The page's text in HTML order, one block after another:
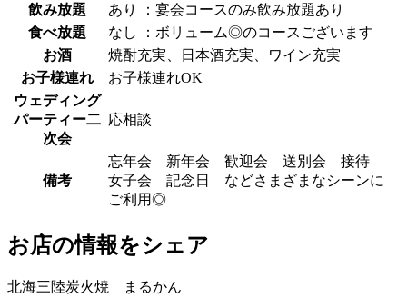
飲み放題
あり ：宴会コースのみ飲み放題あり
食べ放題
なし ：ボリューム◎のコースございます
お酒
焼酎充実、日本酒充実、ワイン充実
お子様連れ
お子様連れOK
ウェディング
パーティー二
次会
応相談
備考
忘年会 新年会 歓迎会 送別会 接待
女子会 記念日 などさまざまなシーンに
ご利用◎
お店の情報をシェア
北海三陸炭火焼 まるかん